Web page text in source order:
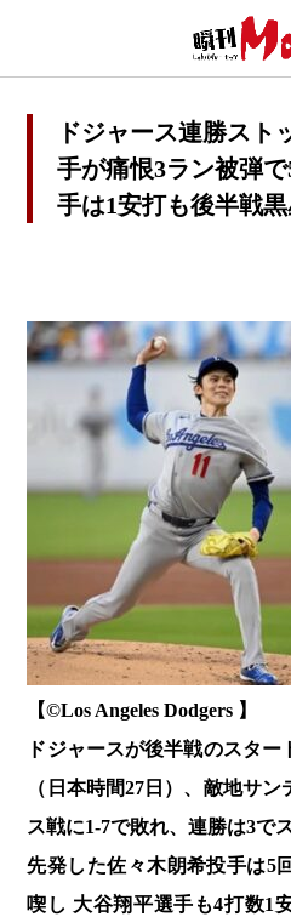
ドジャース連勝スト
手が痛恨3ラン被弾
手は1安打も後半戦
【©️Los Angeles Dodgers 】
ドジャースが後半戦のスター
（日本時間27日）、敵地サ
ス戦に1-7で敗れ、連勝は3で
先発した佐々木朗希投手は5
喫し 大谷翔平選手も4打数1